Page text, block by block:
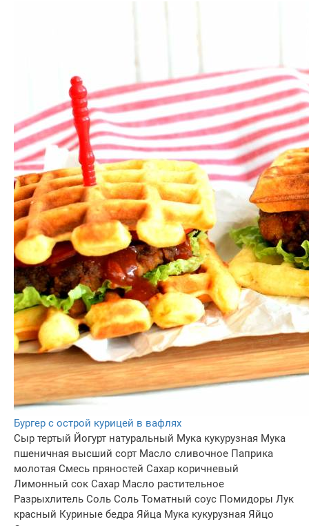
Бургер с острой курицей в вафлях
Сыр тертый Йогурт натуральный Мука кукурузная Мука
пшеничная высший сорт Масло сливочное Паприка
молотая Смесь пряностей Сахар коричневый
Лимонный сок Сахар Масло растительное
Разрыхлитель Соль Соль Томатный соус Помидоры Лук
красный Куриные бедра Яйца Мука кукурузная Яйцо